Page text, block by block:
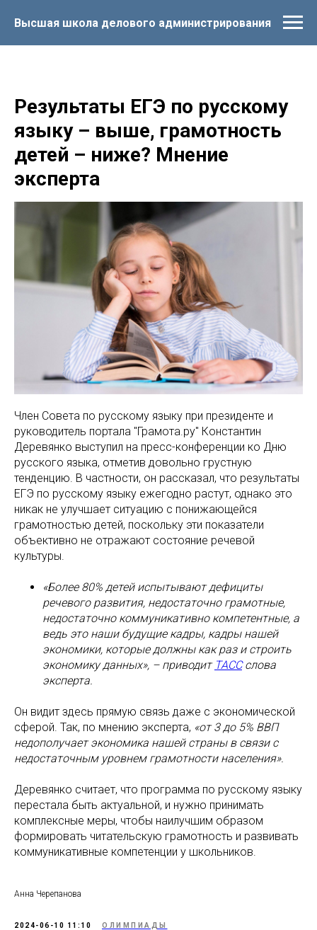
Высшая школа делового администрирования
Результаты ЕГЭ по русскому
языку – выше, грамотность
детей – ниже? Мнение
эксперта
Член Совета по русскому языку при президенте и
руководитель портала "Грамота.ру" Константин
Деревянко выступил на пресс-конференции ко Дню
русского языка, отметив довольно грустную
тенденцию. В частности, он рассказал, что результаты
ЕГЭ по русскому языку ежегодно растут, однако это
никак не улучшает ситуацию с понижающейся
грамотностью детей, поскольку эти показатели
объективно не отражают состояние речевой
культуры.
«Более 80% детей испытывают дефициты
речевого развития, недостаточно грамотные,
недостаточно коммуникативно компетентные, а
ведь это наши будущие кадры, кадры нашей
экономики, которые должны как раз и строить
экономику данных», – приводит ТАССслова
эксперта.
Он видит здесь прямую связь даже с экономической
сферой. Так, по мнению эксперта, «от 3 до 5% ВВП
недополучает экономика нашей страны в связи с
недостаточным уровнем грамотности населения».
Деревянко считает, что программа по русскому языку
перестала быть актуальной, и нужно принимать
комплексные меры, чтобы наилучшим образом
формировать читательскую грамотность и развивать
коммуникативные компетенции у школьников.
Анна Черепанова
2024-06-10 11:10 ОЛИМПИАДЫ